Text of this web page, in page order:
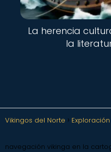
La herencia
la
Vikingos del Norte
navegación vikinga en la